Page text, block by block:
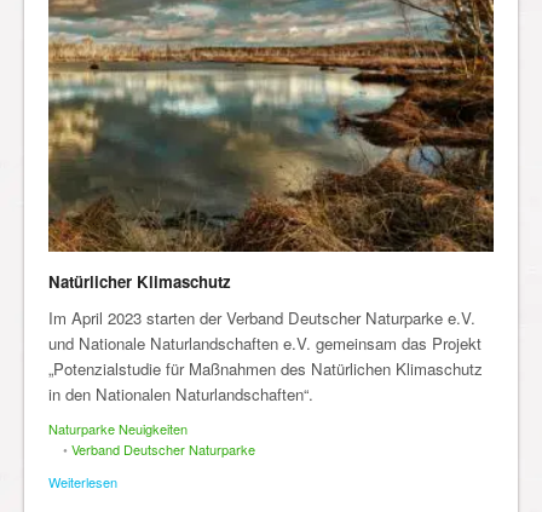
Natürlicher Klimaschutz
Im April 2023 starten der Verband Deutscher Naturparke e.V.
und Nationale Naturlandschaften e.V. gemeinsam das Projekt
„Potenzialstudie für Maßnahmen des Natürlichen Klimaschutz
in den Nationalen Naturlandschaften“.
Naturparke Neuigkeiten
• Verband Deutscher Naturparke
Weiterlesen